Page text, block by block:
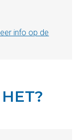
info op de